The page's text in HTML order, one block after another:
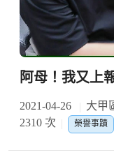
阿母！我又上
2021-04-26 大甲
2310 次
榮譽事蹟